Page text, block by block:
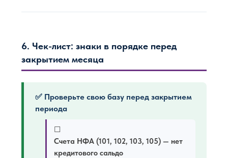
6. Чек-лист: знаки в порядке перед
закрытием месяца
✅ Проверьте свою базу перед закрытием
периода
☐
Счета НФА (101, 102, 103, 105) — нет
кредитового сальдо